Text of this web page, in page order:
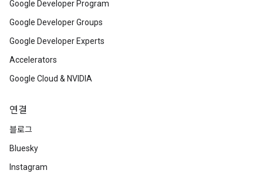
Google Developer Program
Google Developer Groups
Google Developer Experts
Accelerators
Google Cloud & NVIDIA
연결
블로그
Bluesky
Instagram